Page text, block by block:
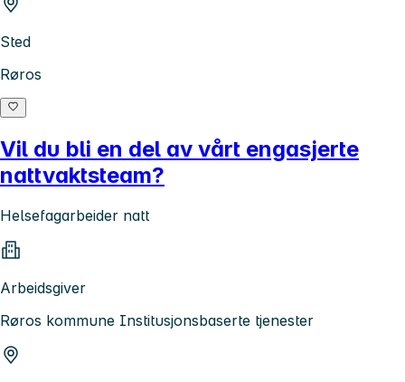
Sted
Røros
Vil du bli en del av vårt engasjerte
nattvaktsteam?
Helsefagarbeider natt
Arbeidsgiver
Røros kommune Institusjonsbaserte tjenester